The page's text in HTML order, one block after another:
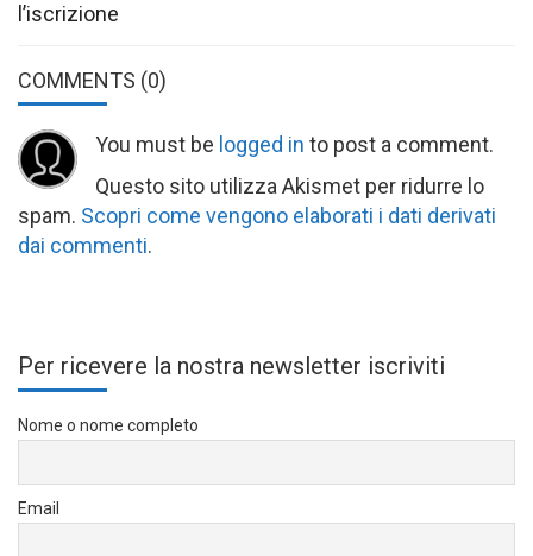
l’iscrizione
COMMENTS (0)
You must be logged in to post a comment.
Questo sito utilizza Akismet per ridurre lo
spam. Scopri come vengono elaborati i dati derivati
dai commenti.
Per ricevere la nostra newsletter iscriviti
Nome o nome completo
Email